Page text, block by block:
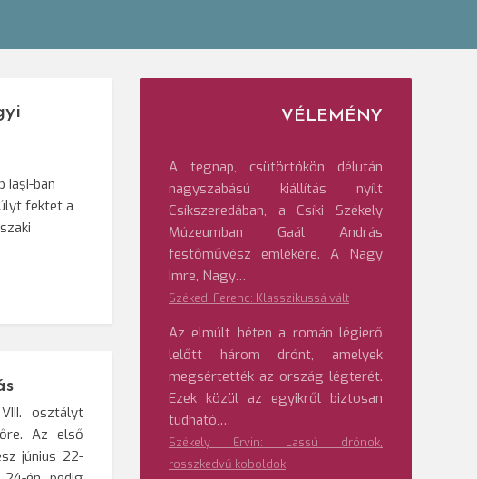
Iaşi-ban
fektet a
osztályt
Az első
június 22-
VÉLEMÉNY
A tegnap, csütörtökön délután
nagyszabású kiállítás nyílt
Csíkszeredában, a Csíki Székely
Múzeumban Gaál András
festőművész emlékére. A Nagy
Imre, Nagy…
Székedi Ferenc: Klasszikussá vált
Az elmúlt héten a román légierő
lelőtt három drónt, amelyek
megsértették az ország légterét.
Ezek közül az egyikről biztosan
tudható,…
Székely Ervin: Lassú drónok,
rosszkedvű koboldok